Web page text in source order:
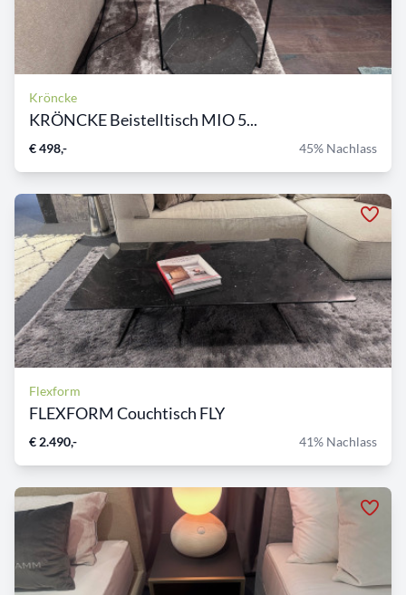
Kröncke
KRÖNCKE Beistelltisch MIO 5...
€ 498,- 45% Nachlass
Flexform
FLEXFORM Couchtisch FLY
€ 2.490,- 41% Nachlass